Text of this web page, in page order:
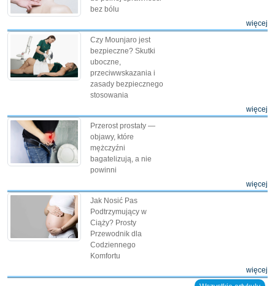
bez bólu
więcej
Czy Mounjaro jest
bezpieczne? Skutki
uboczne,
przeciwwskazania i
zasady bezpiecznego
stosowania
więcej
Przerost prostaty —
objawy, które
mężczyźni
bagatelizują, a nie
powinni
więcej
Jak Nosić Pas
Podtrzymujący w
Ciąży? Prosty
Przewodnik dla
Codziennego
Komfortu
więcej